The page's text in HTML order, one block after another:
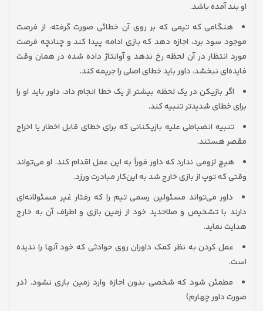
او بند آمده باشد.
هنگامی‌ که تیمی که بر روی آن خطائی صورت گرفته، از فرصت
موجود سود برد، اجازه دهد که بازی ادامه پیدا کند و چنانچه فرصت
مورد انتظار در آن لحظه رخ ندهد و آوانتاژ داده شده در همان وقت
فایده‌ای نبخشد، داور باید خطای اصلی را جریمه کند.
اگر بازیکن در یک لحظه بیشتر از یک خطا انجام داد، داور باید او را
برای خطای شدیدتر تنبیه کند.
تنبیه انضباطی علیه بازیکنانی که برای خطای قابل اخطار یا اخراج
مقصر هستند.
هیچ لزومی ندارد که داور فوراً به این عمل اقدام کند، او می‌تواند
وقتی که توپ از بازی خارج شد به این‌کار مبادرت ورزد.
داور می‌تواند مسئولین رسمی تیم را که رفتار غیر مسئولانه‌ای
دارند با تشخیص و صلاحدید خود از زمین بازی و اطراف آن به خارج
هدایت نماید.
عمل کردن به‌ نظر کمک‌ داوران روی حوادثی که خود آنها را ندیده
است.
مطمئن شود که شخصی بدون اجازه وارد زمین بازی نشود. (در
صورت داور چهارم)